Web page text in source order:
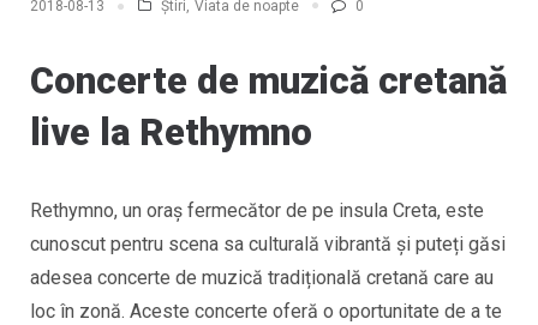
2018-08-13 Știri Viata de noapte 0
Concerte de muzică cretană
live la Rethymno
Rethymno, un oraș fermecător de pe insula Creta, este
cunoscut pentru scena sa culturală vibrantă și puteți găsi
adesea concerte de muzică tradițională cretană care au
loc în zonă. Aceste concerte oferă o oportunitate de a te